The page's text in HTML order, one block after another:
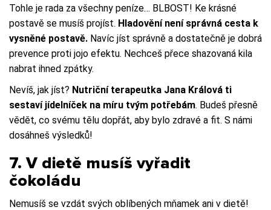
Tohle je rada za všechny peníze… BLBOST! Ke krásné
postavě se musíš projíst. Hladovění není správná cesta k
vysněné postavě. Navíc jíst správně a dostatečně je dobrá
prevence proti jojo efektu. Nechceš přece shazovaná kila
nabrat ihned zpátky.
Nevíš, jak jíst? Nutriční terapeutka Jana Králová ti
sestaví jídelníček na míru tvým potřebám. Budeš přesně
vědět, co svému tělu dopřát, aby bylo zdravé a fit. S námi
dosáhneš výsledků!
7. V dietě musíš vyřadit
čokoládu
Nemusíš se vzdát svých oblíbených mňamek ani v dietě!